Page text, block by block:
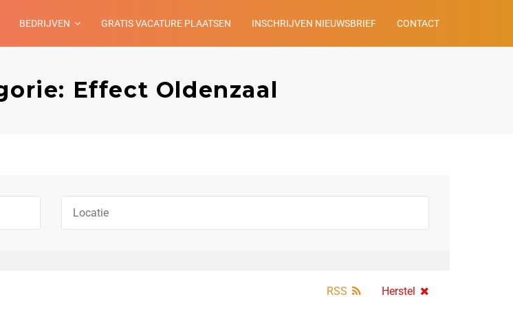
BEDRIJVEN GRATIS VACATURE PLAATSEN INSCHRIJVEN NIEUWSBRIEF CONTACT
Effect Oldenzaal
Herstel
RSS